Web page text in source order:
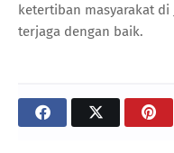
ketertiban masyarakat di
terjaga dengan baik.